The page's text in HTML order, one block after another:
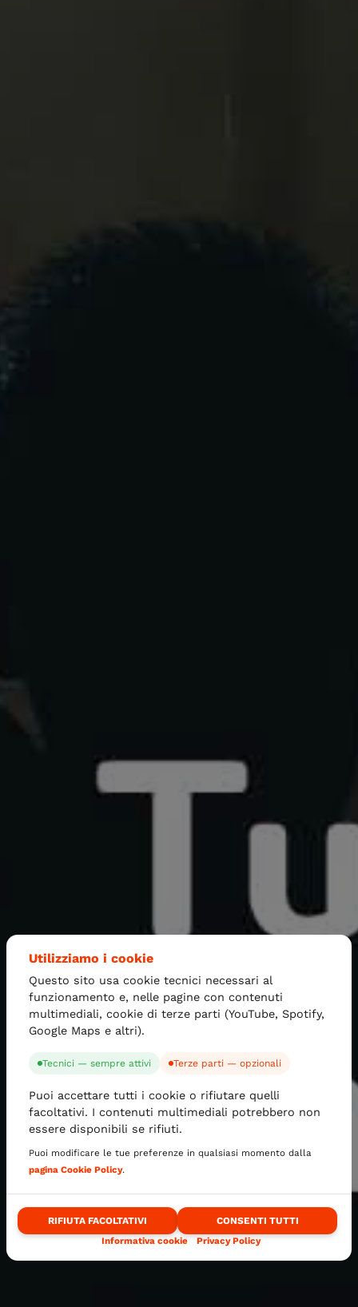
Utilizziamo i cookie
Questo sito usa cookie tecnici necessari al
funzionamento e, nelle pagine con contenuti
multimediali, cookie di terze parti (YouTube, Spotify,
Google Maps e altri).
Tecnici — sempre attivi Terze parti — opzionali
Puoi accettare tutti i cookie o rifiutare quelli
facoltativi. I contenuti multimediali potrebbero non
essere disponibili se rifiuti.
Puoi modificare le tue preferenze in qualsiasi momento dalla
pagina Cookie Policy.
RIFIUTA FACOLTATIVI
CONSENTI TUTTI
Informativa cookie
Privacy Policy